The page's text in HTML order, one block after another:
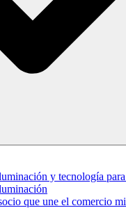
y tecnología
que une el comercio